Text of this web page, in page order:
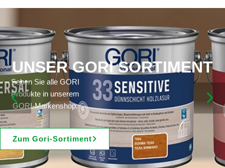
UNSER GORI SORTIMENT
Sehen Sie alle GORI
Produkte in unserem
GORI-Markenshop.
Zum Gori-Sortiment